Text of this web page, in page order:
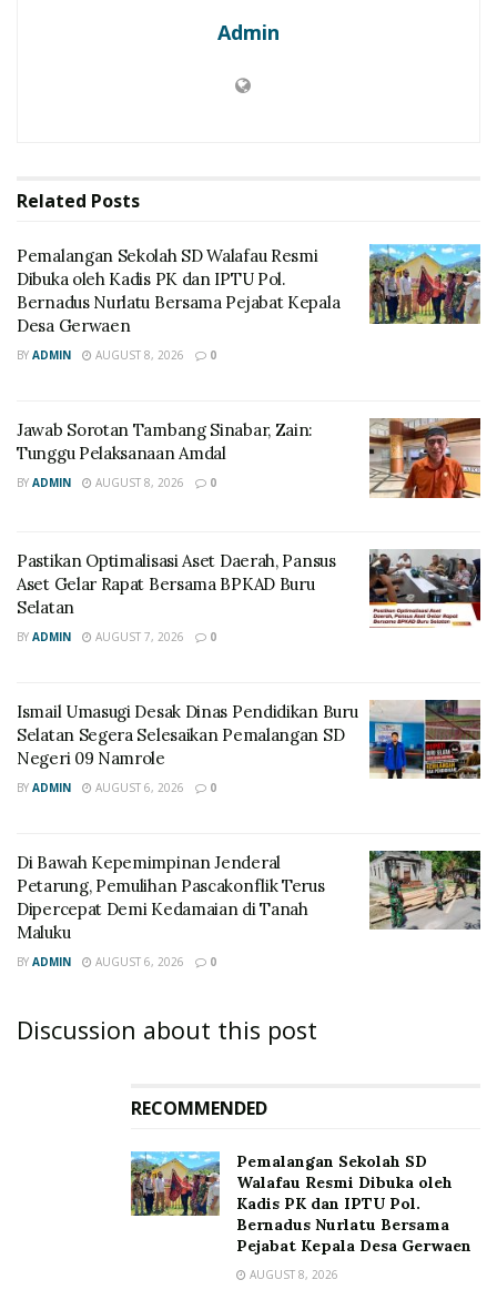
Admin
Related Posts
Pemalangan Sekolah SD Walafau Resmi
Dibuka oleh Kadis PK dan IPTU Pol.
Bernadus Nurlatu Bersama Pejabat Kepala
Desa Gerwaen
BY ADMIN AUGUST 8, 2026 0
Jawab Sorotan Tambang Sinabar, Zain:
Tunggu Pelaksanaan Amdal
BY ADMIN AUGUST 8, 2026 0
Pastikan Optimalisasi Aset Daerah, Pansus
Aset Gelar Rapat Bersama BPKAD Buru
Selatan
BY ADMIN AUGUST 7, 2026 0
Ismail Umasugi Desak Dinas Pendidikan Buru
Selatan Segera Selesaikan Pemalangan SD
Negeri 09 Namrole
BY ADMIN AUGUST 6, 2026 0
Di Bawah Kepemimpinan Jenderal
Petarung, Pemulihan Pascakonflik Terus
Dipercepat Demi Kedamaian di Tanah
Maluku
BY ADMIN AUGUST 6, 2026 0
Discussion about this post
RECOMMENDED
Pemalangan Sekolah SD
Walafau Resmi Dibuka oleh
Kadis PK dan IPTU Pol.
Bernadus Nurlatu Bersama
Pejabat Kepala Desa Gerwaen
AUGUST 8, 2026